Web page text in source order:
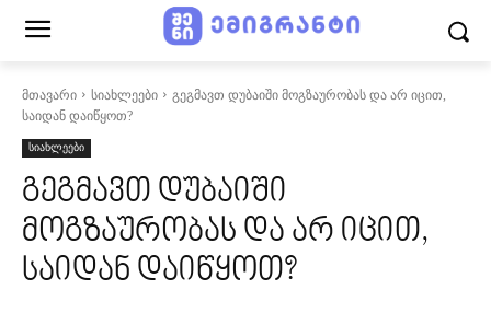
მთავარი სიახლეები
გეგმავთ დუბაიში მოგზაურობას და არ იცით,
საიდან დაიწყოთ?
სიახლეები
გეგმავთ დუბაიში
მოგზაურობას და არ იცით,
საიდან დაიწყოთ?